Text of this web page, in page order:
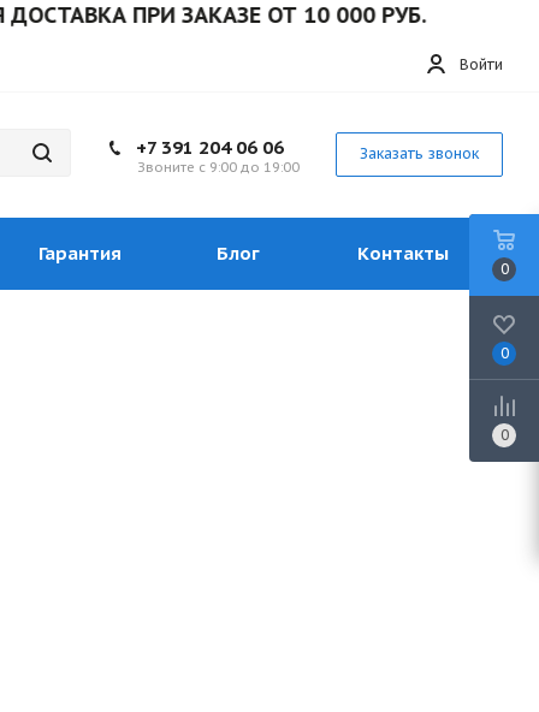
ПРИ ЗАКАЗЕ ОТ 10 000 РУБ.
Войти
+7 391 204 06 06
Звоните с 9:00 до 19:00
Заказать звонок
Гарантия Блог Контакты
0
0
0